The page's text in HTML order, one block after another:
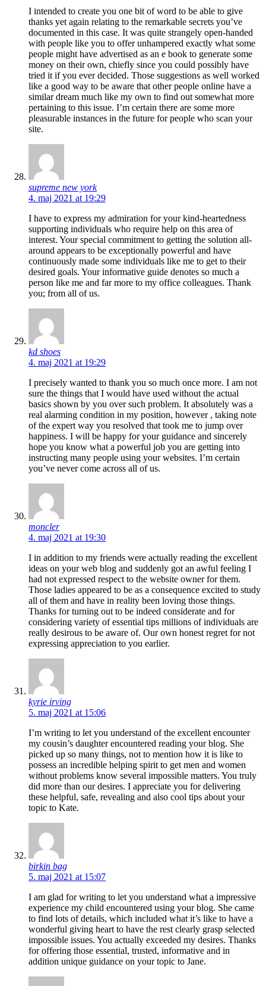
I intended to create you one bit of word to be able to give
thanks yet again relating to the remarkable secrets you’ve
documented in this case. It was quite strangely open-handed
with people like you to offer unhampered exactly what some
people might have advertised as an e book to generate some
money on their own, chiefly since you could possibly have
tried it if you ever decided. Those suggestions as well worked
like a good way to be aware that other people online have a
similar dream much like my own to find out somewhat more
pertaining to this issue. I’m certain there are some more
pleasurable instances in the future for people who scan your
site.
supreme new york
4. maj 2021 at 19:29
I have to express my admiration for your kind-heartedness
supporting individuals who require help on this area of
interest. Your special commitment to getting the solution all-
around appears to be exceptionally powerful and have
continuously made some individuals like me to get to their
desired goals. Your informative guide denotes so much a
person like me and far more to my office colleagues. Thank
you; from all of us.
kd shoes
4. maj 2021 at 19:29
I precisely wanted to thank you so much once more. I am not
sure the things that I would have used without the actual
basics shown by you over such problem. It absolutely was a
real alarming condition in my position, however , taking note
of the expert way you resolved that took me to jump over
happiness. I will be happy for your guidance and sincerely
hope you know what a powerful job you are getting into
instructing many people using your websites. I’m certain
you’ve never come across all of us.
moncler
4. maj 2021 at 19:30
I in addition to my friends were actually reading the excellent
ideas on your web blog and suddenly got an awful feeling I
had not expressed respect to the website owner for them.
Those ladies appeared to be as a consequence excited to study
all of them and have in reality been loving those things.
Thanks for turning out to be indeed considerate and for
considering variety of essential tips millions of individuals are
really desirous to be aware of. Our own honest regret for not
expressing appreciation to you earlier.
kyrie irving
5. maj 2021 at 15:06
I’m writing to let you understand of the excellent encounter
my cousin’s daughter encountered reading your blog. She
picked up so many things, not to mention how it is like to
possess an incredible helping spirit to get men and women
without problems know several impossible matters. You truly
did more than our desires. I appreciate you for delivering
these helpful, safe, revealing and also cool tips about your
topic to Kate.
birkin bag
5. maj 2021 at 15:07
I am glad for writing to let you understand what a impressive
experience my child encountered using your blog. She came
to find lots of details, which included what it’s like to have a
wonderful giving heart to have the rest clearly grasp selected
impossible issues. You actually exceeded my desires. Thanks
for offering those essential, trusted, informative and in
addition unique guidance on your topic to Jane.